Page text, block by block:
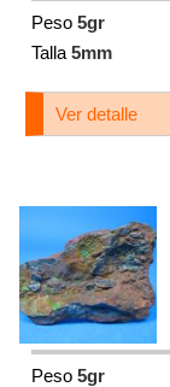
Peso 5gr
Talla 5mm
Ver detalle
Peso 5gr